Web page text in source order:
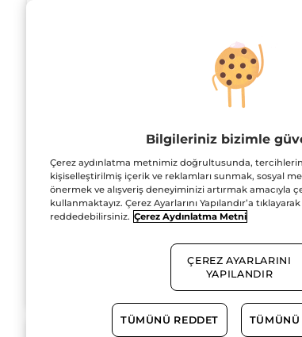
SLS,SLES içermez ,
Vegan
(3641)
599.90 TL
Yatıştırıcı
Karşı/Anti
Pelliculaire-
Şişe 300 ml
599.90 TL
SEPETE
Bilgileriniz bizimle
Çerez aydınlatma metnimiz doğrultusunda,
kişiselleştirilmiş içerik ve reklamları sunmak, sosyal
önermek ve alışveriş deneyiminizi artırmak amacıyla
kullanmaktayız. Çerez Ayarlarını Yapılandır’a
reddedebilirsiniz. Çerez Aydınlatma Metni
ÇEREZ AYARLARINI
YAPILANDIR
TÜMÜNÜ REDDET TÜMÜNÜ